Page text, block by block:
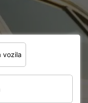
vozila